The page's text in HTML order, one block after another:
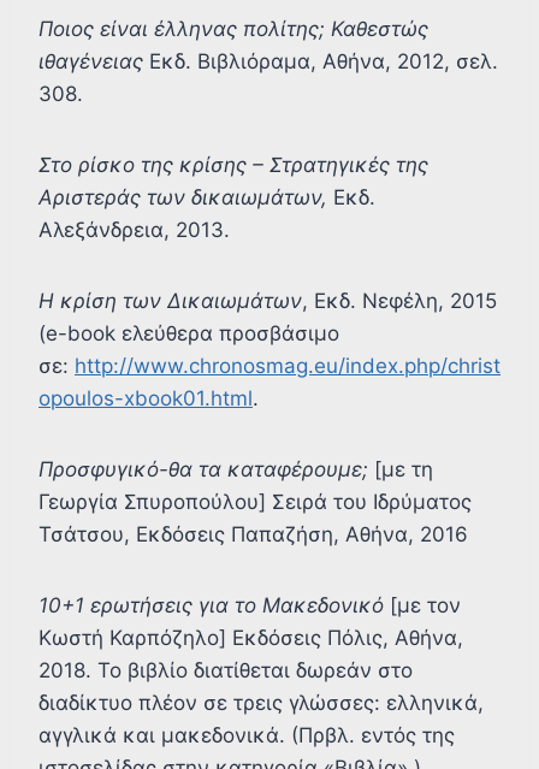
Ποιος είναι έλληνας πολίτης; Καθεστώς
ιθαγένειας Εκδ. Βιβλιόραμα, Αθήνα, 2012, σελ.
308.
Στο ρίσκο της κρίσης – Στρατηγικές της
Αριστεράς των δικαιωμάτων, Εκδ.
Αλεξάνδρεια, 2013.
Η κρίση των Δικαιωμάτων, Εκδ. Νεφέλη, 2015
(e-book ελεύθερα προσβάσιμο
σε: http://www.chronosmag.eu/index.php/christ
opoulos-xbook01.html.
Προσφυγικό-θα τα καταφέρουμε; [με τη
Γεωργία Σπυροπούλου] Σειρά του Ιδρύματος
Τσάτσου, Εκδόσεις Παπαζήση, Αθήνα, 2016
10+1 ερωτήσεις για το Μακεδονικό [με τον
Κωστή Καρπόζηλο] Εκδόσεις Πόλις, Αθήνα,
2018. Το βιβλίο διατίθεται δωρεάν στο
διαδίκτυο πλέον σε τρεις γλώσσες: ελληνικά,
αγγλικά και μακεδονικά. (Πρβλ. εντός της